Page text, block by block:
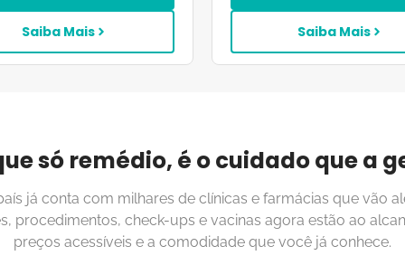
Saiba Mais Saiba Mais
só remédio, é o cuidado que a
já conta com milhares de clínicas e farmácias que vão
procedimentos, check-ups e vacinas agora estão ao
preços acessíveis e a comodidade que você já conhece.